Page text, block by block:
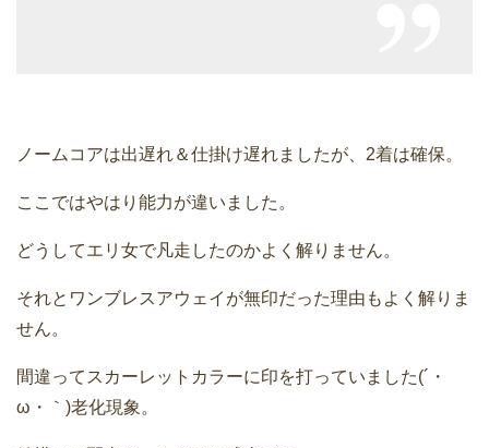
ノームコアは出遅れ＆仕掛け遅れましたが、2着は確保。
ここではやはり能力が違いました。
どうしてエリ女で凡走したのかよく解りません。
それとワンブレスアウェイが無印だった理由もよく解りま
せん。
間違ってスカーレットカラーに印を打っていました(´・
ω・｀)老化現象。